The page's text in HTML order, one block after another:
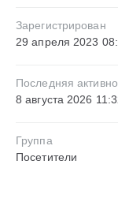
Зарегистрирован
29 апреля 2023
Последняя
8 августа 2026
Группа
Посетители